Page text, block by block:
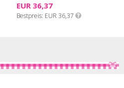
EUR 36,37
Bestpreis EUR 36,37